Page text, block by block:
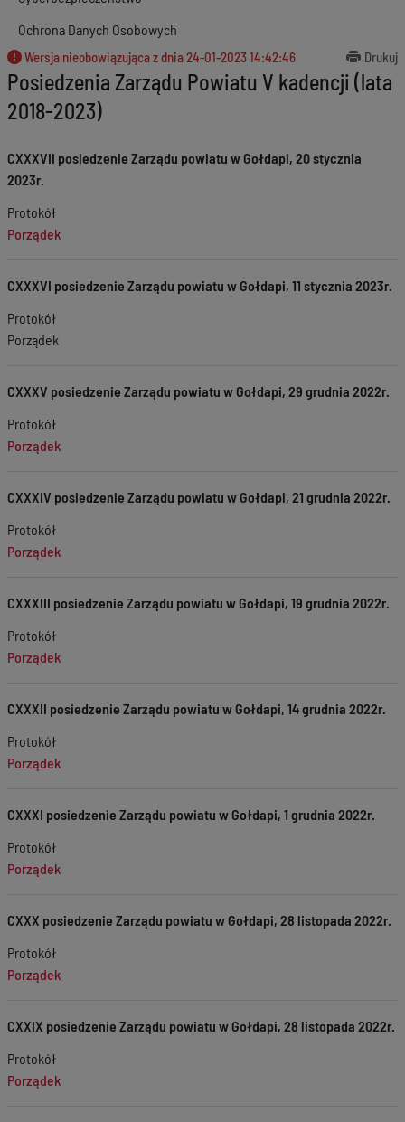
Ochrona Danych Osobowych
Wersja nieobowiązująca z dnia24-01-2023 14:42:46 Drukuj
Posiedzenia Zarządu Powiatu V kadencji (lata
2018-2023)
CXXXVII posiedzenie Zarządu powiatu w Gołdapi, 20 stycznia
2023r.
Protokół
Porządek
CXXXVI posiedzenie Zarządu powiatu w Gołdapi, 11 stycznia 2023r.
Protokół
Porządek
CXXXV posiedzenie Zarządu powiatu w Gołdapi, 29 grudnia 2022r.
Protokół
Porządek
CXXXIV posiedzenie Zarządu powiatu w Gołdapi, 21 grudnia 2022r.
Protokół
Porządek
CXXXIII posiedzenie Zarządu powiatu w Gołdapi, 19 grudnia 2022r.
Protokół
Porządek
CXXXII posiedzenie Zarządu powiatu w Gołdapi, 14 grudnia 2022r.
Protokół
Porządek
CXXXI posiedzenie Zarządu powiatu w Gołdapi, 1 grudnia 2022r.
Protokół
Porządek
CXXX posiedzenie Zarządu powiatu w Gołdapi, 28 listopada 2022r.
Protokół
Porządek
CXXIX posiedzenie Zarządu powiatu w Gołdapi, 28 listopada 2022r.
Protokół
Porządek